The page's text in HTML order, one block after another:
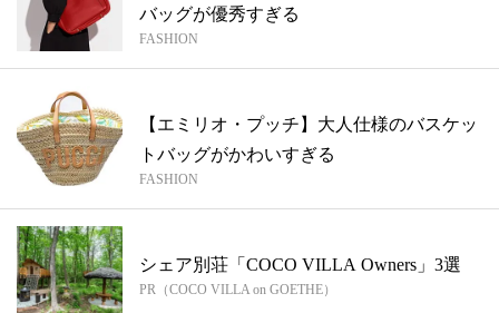
バッグが優秀すぎる
FASHION
【エミリオ・プッチ】大人仕様のバスケッ
トバッグがかわいすぎる
FASHION
シェア別荘「COCO VILLA Owners」3選
PR（COCO VILLA on GOETHE）